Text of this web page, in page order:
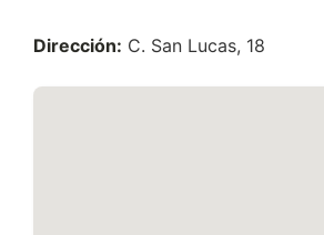
Dirección: C. San Lucas, 18